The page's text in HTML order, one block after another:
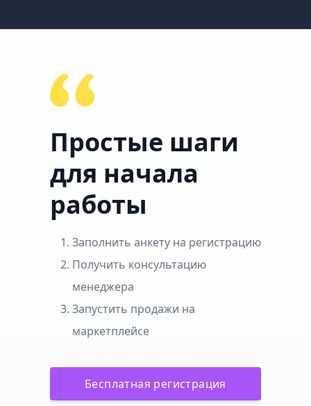
Простые шаги
для начала
работы
Заполнить анкету на регистрацию
Получить консультацию
менеджера
Запустить продажи на
маркетплейсе
Бесплатная регистрация